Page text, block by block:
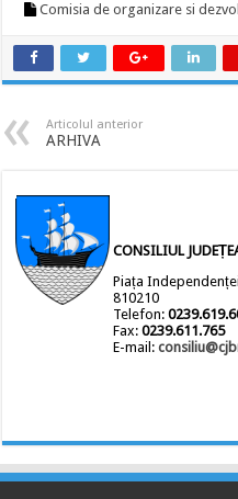
Comisia de organizare si
Articolul anterior
ARHIVA
CONSILIUL
Piața
810210
Telefon:
Fax:0239.611.765
E-mail: